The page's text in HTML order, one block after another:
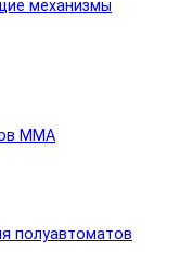
механизмы
MMA
полуавтоматов